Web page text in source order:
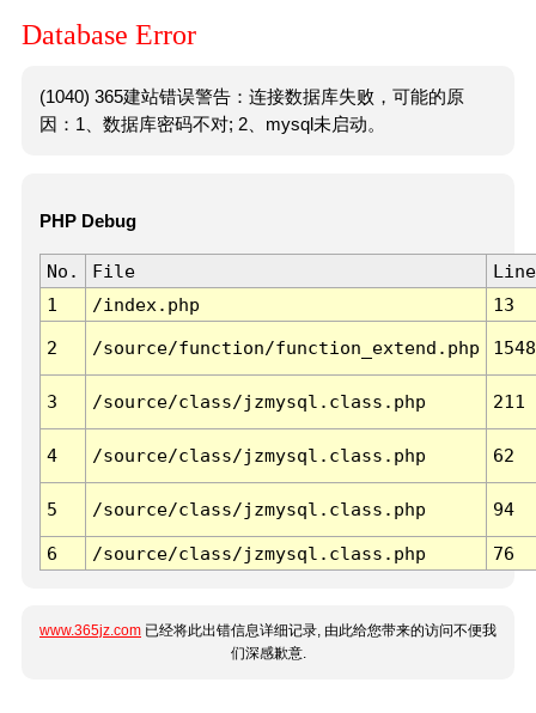
Database Error
(1040) 365建站错误警告：连接数据库失败，可能的原
因：1、数据库密码不对; 2、mysql未启动。
PHP Debug
No. File
Line
1
/index.php 13
2 /source/function/function_extend.php 1548
3 /source/class/jzmysql.class.php 211
4 /source/class/jzmysql.class.php 62
5 /source/class/jzmysql.class.php 94
6 /source/class/jzmysql.class.php 76
www.365jz.com 已经将此出错信息详细记录, 由此给您带来的访问不便我
们深感歉意.